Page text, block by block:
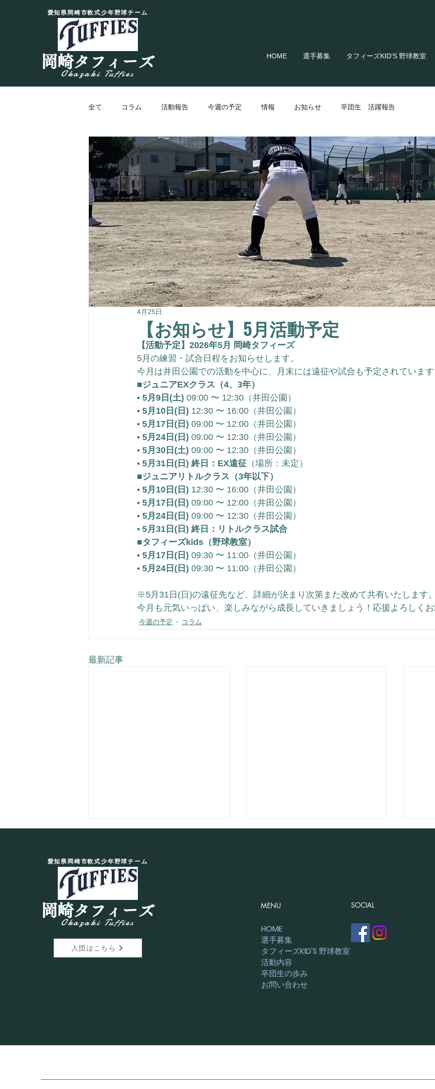
愛知県岡崎市軟式少年野球チーム
岡崎タフィーズ
Okazaki Tuffies
HOME 選手募集 タフィーズKID'S 野球教室
全て コラム 活動報告 今週の予定 情報 お知らせ 卒団生 活躍報告
【お知らせ】5月活動予定
4月25日
【活動予定】2026年5月 岡崎タフィーズ
5月の練習・試合日程をお知らせします。
今月は井田公園での活動を中心に、月末には遠征や試合も予定されていま
■ジュニアEXクラス（4、3年）
• 5月9日(土) 09:00 〜 12:30（井田公園）
• 5月10日(日) 12:30 〜 16:00（井田公園）
• 5月17日(日) 09:00 〜 12:00（井田公園）
• 5月24日(日) 09:00 〜 12:30（井田公園）
• 5月30日(土) 09:00 〜 12:30（井田公園）
• 5月31日(日) 終日：EX遠征 （場所：未定）
■ジュニアリトルクラス（3年以下）
• 5月10日(日) 12:30 〜 16:00（井田公園）
• 5月17日(日) 09:00 〜 12:00（井田公園）
• 5月24日(日) 09:00 〜 12:30（井田公園）
• 5月31日(日) 終日：リトルクラス試合
■タフィーズkids（野球教室）
• 5月17日(日) 09:30 〜 11:00（井田公園）
• 5月24日(日) 09:30 〜 11:00（井田公園）
※5月31日(日)の遠征先など、詳細が決まり次第また改めて共有いたします
今月も元気いっぱい、楽しみながら成長していきましょう！応援よろしく
今週の予定 コラム
最新記事
【EXクラス】猛暑に負けず集
中練習！
愛知県岡崎市軟式少年野球チーム
岡崎タフィーズ
Okazaki Tuffies
入団はこちら
MENU
HOME
選手募集
タフィーズKID'S 野球教室
活動内容
卒団生の歩み
お問い合わせ
SOCIAL